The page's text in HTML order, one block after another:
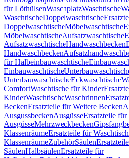
für LöthülsenWaschplatzWaschtische
WaschtischeDoppelwaschtische
DoppelwaschtischeMöbelwaschtische
MöbelwaschtischeAufsatzwaschtische
AufsatzwaschtischeHandwaschbecken
Handwaschbecken
für Halbeinbauwaschtische
Einbauwaschtische
UnterbauwaschtischeEckwaschtische
ComfortWaschtische für Kinder
KinderWaschtischeWaschrinnen
BeckenErsatzteile für Weitere Becken
AusgussbeckenAusgüsseErsatzteile für
AusgüsseMehrzweckbecken
KlassenräumeErsatzteile für
KlassenräumeZubehörSäulen
SäulenHalbsäulenErsatzteile für